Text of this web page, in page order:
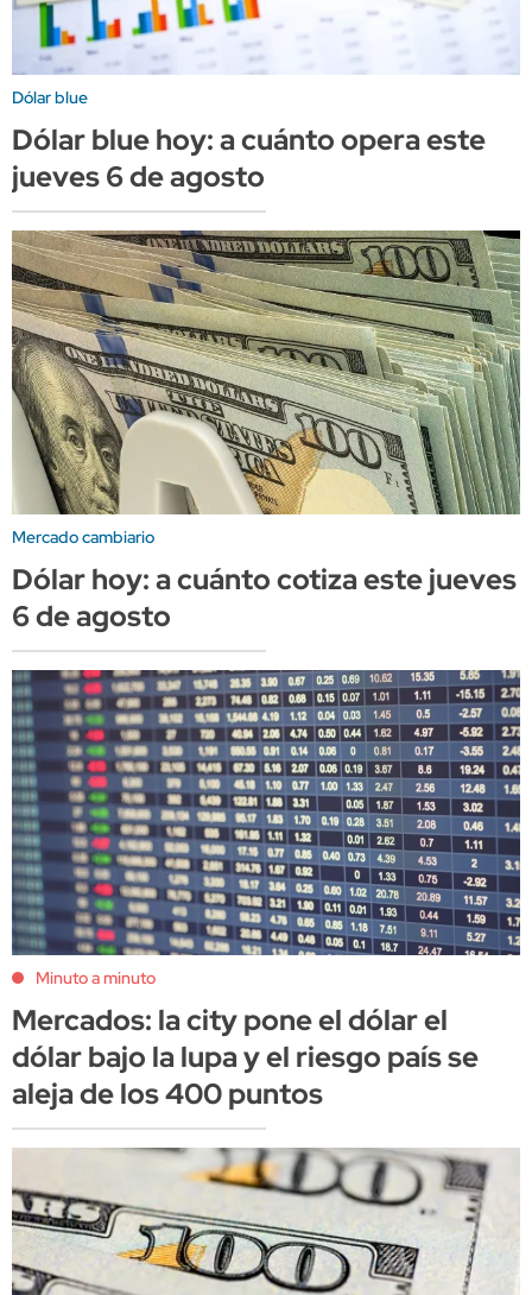
Dólar blue
Dólar blue hoy: a cuánto opera este
jueves 6 de agosto
Mercado cambiario
Dólar hoy: a cuánto cotiza este jueves
6 de agosto
Minuto a minuto
Mercados: la city pone el dólar el
dólar bajo la lupa y el riesgo país se
aleja de los 400 puntos